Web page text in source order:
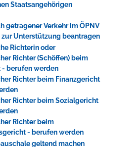
Staatsangehörigen
getragener Verkehr im ÖPNV
zur Unterstützung beantragen
Richterin oder
Richter (Schöffen) beim
berufen werden
Richter beim Finanzgericht
Richter beim Sozialgericht
Richter beim
- berufen werden
geltend machen